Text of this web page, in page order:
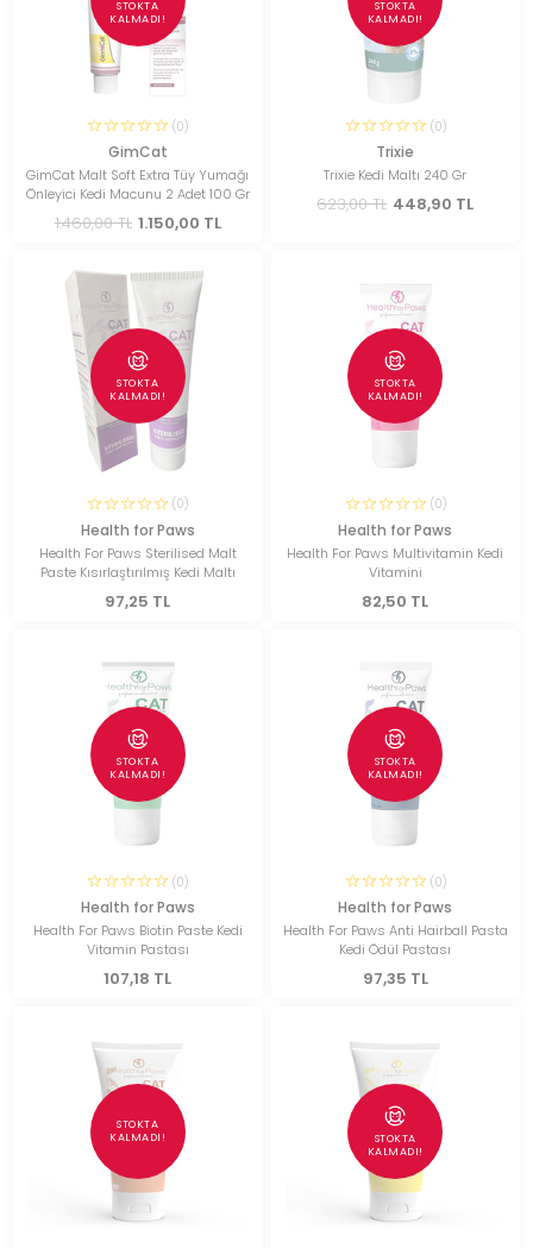
STOKTA
KALMADI!
(0)
GimCat
GimCat Malt Soft Extra Tüy Yumağı
Önleyici Kedi Macunu 2 Adet 100 Gr
1.460,00 TL 1.150,00 TL
STOKTA
KALMADI!
(0)
Trixie
Trixie Kedi Maltı 240 Gr
623,00 TL 448,90 TL
STOKTA
KALMADI!
(0)
Health for Paws
Health For Paws Sterilised Malt
Paste Kısırlaştırılmış Kedi Maltı
97,25 TL
STOKTA
KALMADI!
(0)
Health for Paws
Health For Paws Multivitamin Kedi
Vitamini
82,50 TL
STOKTA
KALMADI!
(0)
Health for Paws
Health For Paws Biotin Paste Kedi
Vitamin Pastası
107,18 TL
STOKTA
KALMADI!
(0)
Health for Paws
Health For Paws Anti Hairball Pasta
Kedi Ödül Pastası
97,35 TL
STOKTA
KALMADI!
STOKTA
KALMADI!